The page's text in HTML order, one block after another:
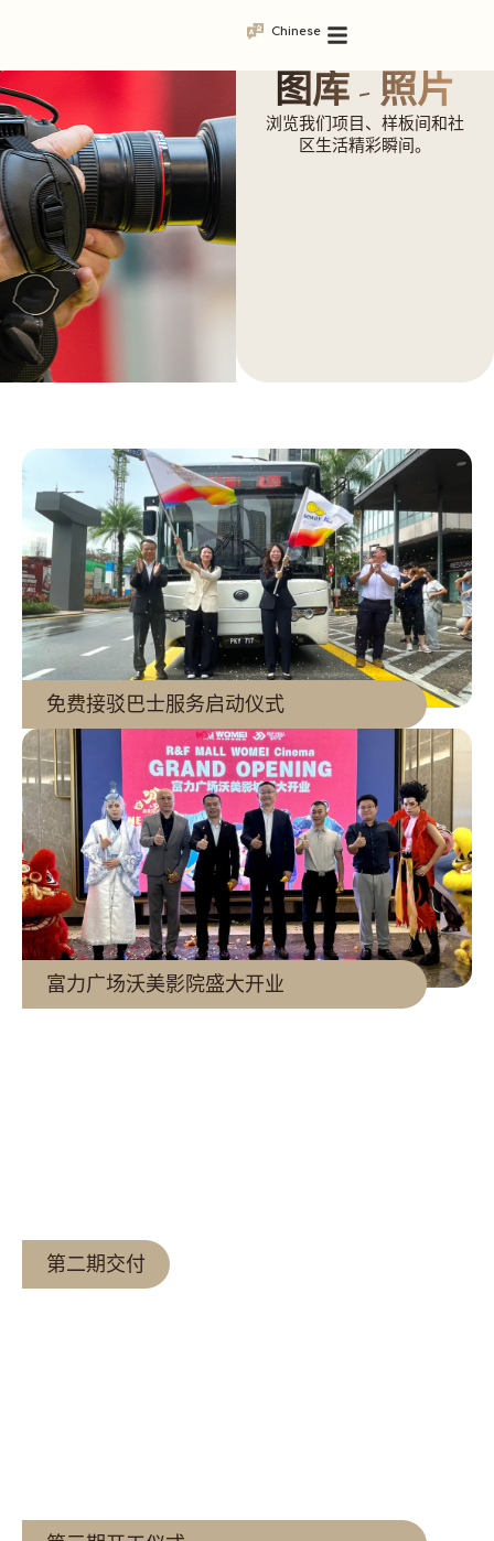
Chinese
图库 - 照片
浏览我们项目、样板间和社
区生活精彩瞬间。
查看更多
免费接驳巴士服务启动仪式
查看更多
富力广场沃美影院盛大开业
第二期交付